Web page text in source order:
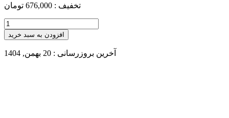
تخفیف : 676,000 تومان
افزودن به سبد خرید
آخرین بروزرسانی : 20 بهمن, 1404